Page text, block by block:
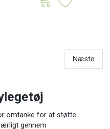
Næste
omtanke for at støtte
gennem